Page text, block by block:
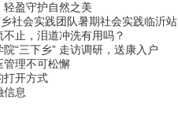
盈守护自然之美
社会实践团队暑期社会实践临沂站
止，泪道冲洗有用吗？
“三下乡” 走访调研，送康入户
管理不可松懈
打开方式
信息